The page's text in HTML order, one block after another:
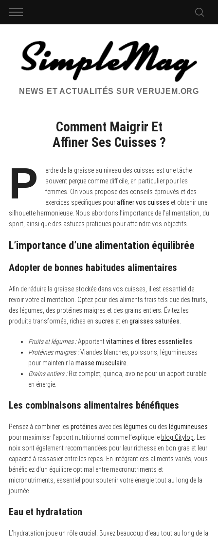
NEWS ET ACTUALITÉS SUR VERUJEM.ORG
Comment Maigrir Et
Affiner Ses Cuisses ?
P
erdre de la graisse au niveau des cuisses est une tâche
souvent perçue comme difficile, en particulier pour les
femmes. On vous propose des conseils éprouvés et des
exercices spécifiques pouraffiner vos cuisses et obtenir une
silhouette harmonieuse. Nous abordons l’importance de l’alimentation, du
sport, ainsi que des astuces pratiques pour atteindre vos objectifs.
L’importance d’une alimentation équilibrée
Adopter de bonnes habitudes alimentaires
Afin de réduire la graisse stockée dans vos cuisses, il est essentiel de
revoir votre alimentation. Optez pour des aliments frais tels que des fruits,
des légumes, des protéines maigres et des grains entiers. Évitez les
produits transformés, riches en sucres et en graisses saturées
Fruits et légumes :Apportentvitamines et fibres essentielles
Protéines maigres :Viandes blanches, poissons, légumineuses
pour maintenir la masse musculaire
Grains entiers :Riz complet, quinoa, avoine pour un apport durable
en énergie.
Les combinaisons alimentaires bénéfiques
Pensez à combiner les protéines avec des légumes ou des légumineuses
pour maximiser l’apport nutritionnel comme l’explique le blog Citylop . Les
noix sont également recommandées pour leur richesse en bon gras et leur
capacité à rassasier entre les repas. En intégrant ces aliments variés, vous
bénéficiez d’un équilibre optimal entre macronutriments et
micronutriments, essentiel pour soutenir votre énergie tout au long de la
journée.
Eau et hydratation
L’hydratation joue un rôle crucial. Buvez beaucoup d’eau tout au long de la